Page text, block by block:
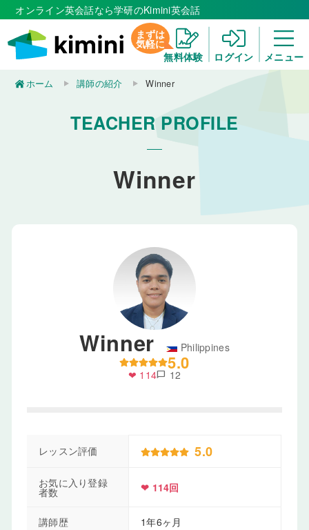
オンライン英会話なら学研のKimini英会話
まずは
気軽に
無料体験
ログイン メニュー
ホーム 講師の紹介 Winner
TEACHER PROFILE
Winner
Winner Philippines
5.0
❤ 114chat_bubble 12
レッスン評価 5.0
お気に入り登録
者数 ❤ 114回
講師歴 1年6ヶ月